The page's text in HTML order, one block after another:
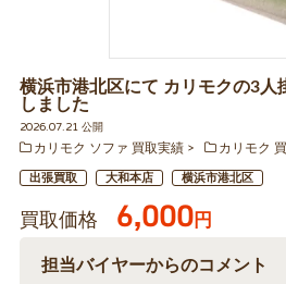
横浜市港北区にて カリモクの3人
しました
2026.07.21 公開
カリモク ソファ 買取実績
カリモク
出張買取 大和本店 横浜市港北区
買取価格 6,000円
担当バイヤーからのコメント